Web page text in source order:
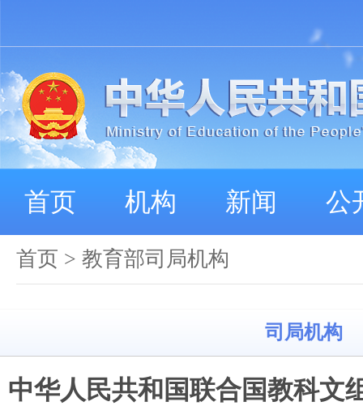
首页 机构 新闻 公
首页 > 教育部司局机构
司局机构
中华人民共和国联合国教科文